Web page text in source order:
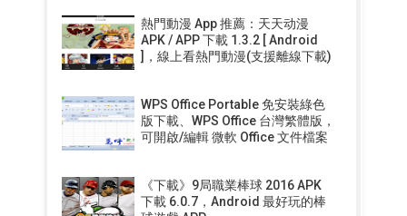
熱門動漫 App 推薦：天天动漫
APK / APP 下載 1.3.2 [ Android
]，線上看熱門動漫(支援離線下載)
WPS Office Portable 免安裝綠色
版下載、WPS Office 台灣繁體版，
可開啟/編輯 微軟 Office 文件檔案
《下載》9局職業棒球 2016 APK
下載 6.0.7，Android 最好玩的棒